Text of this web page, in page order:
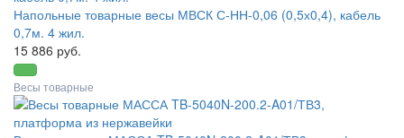
Напольные товарные весы МВСК С-НН-0,06 (0,5х0,4), кабель
0,7м. 4 жил.
15 886 руб.
Весы товарные